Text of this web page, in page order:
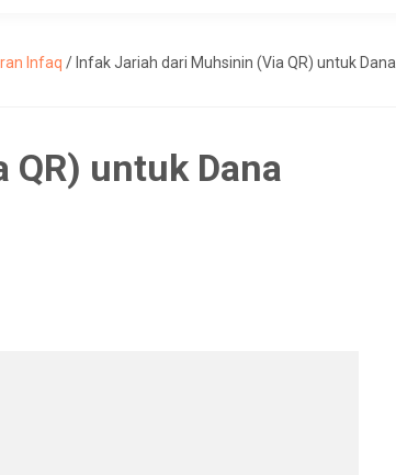
Infaq / Infak Jariah dari Muhsinin (Via QR) untuk
untuk Dana